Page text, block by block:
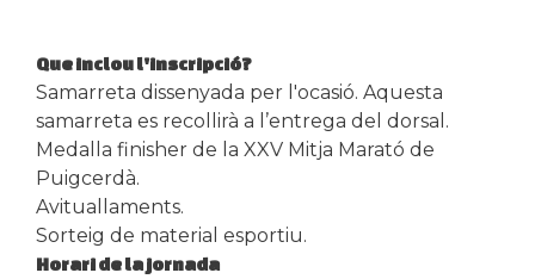
Que inclou l'inscripció?
Samarreta dissenyada per l'ocasió. Aquesta
samarreta es recollirà a l’entrega del dorsal.
Medalla finisher de la XXV Mitja Marató de
Puigcerdà.
Avituallaments.
Sorteig de material esportiu.
Horari de la jornada